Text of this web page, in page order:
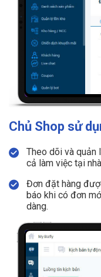
Chủ Shop sử
Theo dõi và quản
cả làm việc tại
Đơn đặt hàng
báo khi có đơn
dàng.